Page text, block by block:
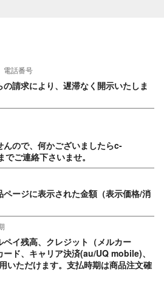
電話番号
請求により、遅滞なく開示いたしま
ので、何かございましたらc-
ご連絡下さいませ。
ージに表示された金額（表示価格/消
イ残高、クレジット（メルカー
ード、キャリア決済(au/UQ mobile)、
いただけます。支払時期は商品注文確